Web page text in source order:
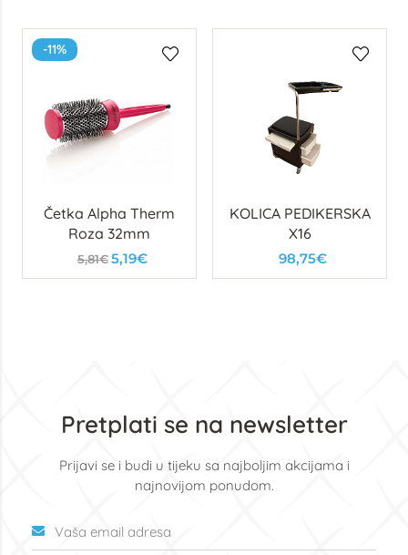
-11%
Četka Alpha Therm
Roza 32mm
5,81€ 5,19€
KOLICA PEDIKERSKA
X16
98,75€
Pretplati se na newsletter
Prijavi se i budi u tijeku sa najboljim akcijama i
najnovijom ponudom.